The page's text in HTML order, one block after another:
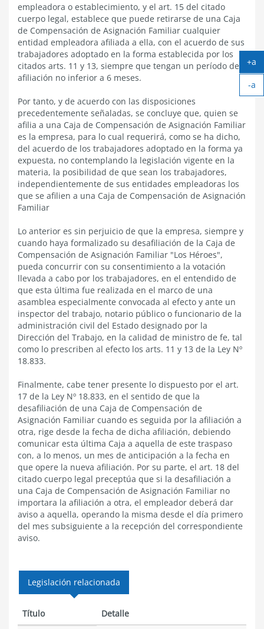
empleadora o establecimiento, y el art. 15 del citado
cuerpo legal, establece que puede retirarse de una Caja
de Compensación de Asignación Familiar cualquier
entidad empleadora afiliada a ella, con el acuerdo de sus
trabajadores adoptado en la forma establecida por los
citados arts. 11 y 13, siempre que tengan un período de
afiliación no inferior a 6 meses.
Por tanto, y de acuerdo con las disposiciones
precedentemente señaladas, se concluye que, quien se
afilia a una Caja de Compensación de Asignación Familiar
es la empresa, para lo cual requerirá, como se ha dicho,
del acuerdo de los trabajadores adoptado en la forma ya
expuesta, no contemplando la legislación vigente en la
materia, la posibilidad de que sean los trabajadores,
independientemente de sus entidades empleadoras los
que se afilien a una Caja de Compensación de Asignación
Familiar
Lo anterior es sin perjuicio de que la empresa, siempre y
cuando haya formalizado su desafiliación de la Caja de
Compensación de Asignación Familiar "Los Héroes",
pueda concurrir con su consentimiento a la votación
llevada a cabo por los trabajadores, en el entendido de
que esta última fue realizada en el marco de una
asamblea especialmente convocada al efecto y ante un
inspector del trabajo, notario público o funcionario de la
administración civil del Estado designado por la
Dirección del Trabajo, en la calidad de ministro de fe, tal
como lo prescriben al efecto los arts. 11 y 13 de la Ley Nº
18.833.
Finalmente, cabe tener presente lo dispuesto por el art.
17 de la Ley Nº 18.833, en el sentido de que la
desafiliación de una Caja de Compensación de
Asignación Familiar cuando es seguida por la afiliación a
otra, rige desde la fecha de dicha afiliación, debiendo
comunicar esta última Caja a aquella de este traspaso
con, a lo menos, un mes de anticipación a la fecha en
que opere la nueva afiliación. Por su parte, el art. 18 del
citado cuerpo legal preceptúa que si la desafiliación a
una Caja de Compensación de Asignación Familiar no
importara la afiliación a otra, el empleador deberá dar
aviso a aquella, operando la misma desde el día primero
del mes subsiguiente a la recepción del correspondiente
aviso.
Legislación relacionada
Título Detalle
+a
-a